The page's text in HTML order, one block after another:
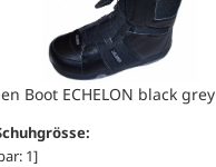
Boot ECHELON black grey
1]